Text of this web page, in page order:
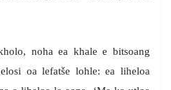
noha ea khale e bitsoang
oa lefatše lohle: ea liheloa